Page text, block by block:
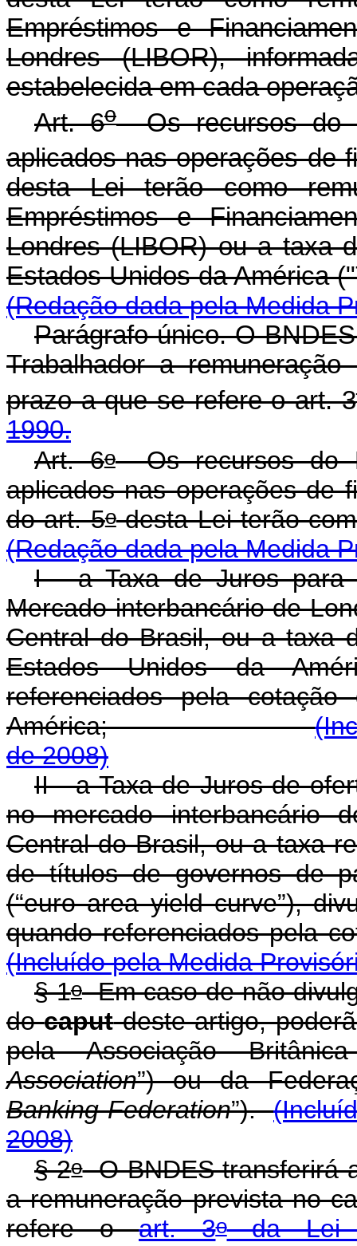
Empréstimos e
Londres (LIBOR),
estabelecida em cada
Art. 6oOs recursos do
aplicados nas operações de
desta Lei terão como
Empréstimos e
Londres (LIBOR) ou a taxa
Estados Unidos da
(Redação dada pela Medida
Parágrafo único. O
Trabalhador a
prazo a que se refere o art. 3
1990.
Art. 6oOs recursos do
aplicados nas operações de
do art. 5odesta Lei
(Redação dada pela Medida
I - a Taxa de Juros para
Mercado interbancário de
Central do Brasil, ou a taxa
Estados Unidos da
referenciados pela
América;
de 2008)
II - a Taxa de Juros de
no mercado interbancário
Central do Brasil, ou a taxa
de títulos de governos de
(“euro area yield curve”),
quando
(Incluído pela Medida
§ 1oEm caso de não
docaputdeste artigo,
pela Associação
Association”) ou da
Banking Federation”).
2008)
§ 2oO BNDES transferirá
a remuneração prevista no
refere oart. 3oda Lei